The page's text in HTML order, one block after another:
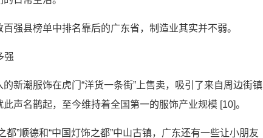
强县榜单中排名靠后的广东省，制造业其实并不弱。
新潮服饰在虎门“洋货一条街”上售卖，吸引了来自周边街镇
声名鹊起，至今维持着全国第一的服饰产业规模 [10]。
都”顺德和“中国灯饰之都”中山古镇，广东还有一些让小朋友